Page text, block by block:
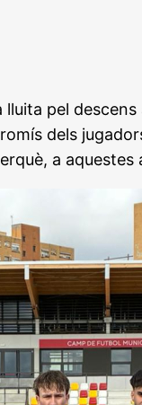
lluita pel
dels
a